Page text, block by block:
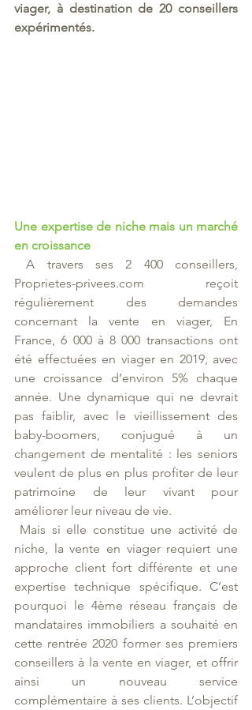
viager, à destination de 20 conseillers
expérimentés.
Une expertise de niche mais un marché
en croissance
A travers ses 2 400 conseillers,
Proprietes-privees.com reçoit
régulièrement des demandes
concernant la vente en viager, En
France, 6 000 à 8 000 transactions ont
été effectuées en viager en 2019, avec
une croissance d’environ 5% chaque
année. Une dynamique qui ne devrait
pas faiblir, avec le vieillissement des
baby-boomers, conjugué à un
changement de mentalité : les seniors
veulent de plus en plus profiter de leur
patrimoine de leur vivant pour
améliorer leur niveau de vie.
niche, la vente en viager requiert une
approche client fort différente et une
expertise technique spécifique. C’est
pourquoi le 4ème réseau français de
mandataires immobiliers a souhaité en
cette rentrée 2020 former ses premiers
conseillers à la vente en viager, et offrir
ainsi un nouveau service
complémentaire à ses clients. L’objectif